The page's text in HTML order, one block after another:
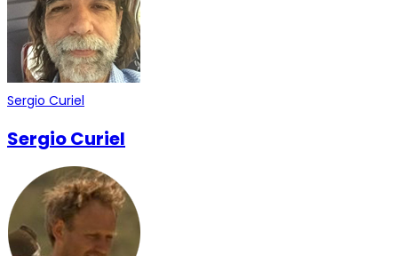
Sergio Curiel
Sergio Curiel